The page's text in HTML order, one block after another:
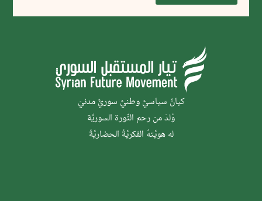
كيانٌ سياسيٌّ وطنيٌّ سوريٌّ مدنيّ
وُلدَ من رحم الثَّورة السوريَّة
له هويَّتهُ الفكريَّةُ الحضاريَّةُ